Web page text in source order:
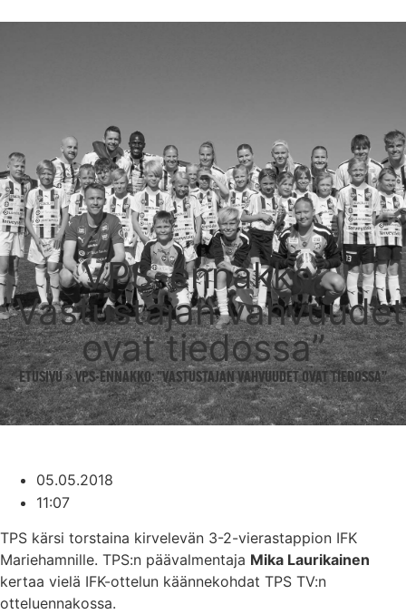
VPS-ennakko:
”Vastustajan vahvuudet
ovat tiedossa”
ETUSIVU»VPS-ENNAKKO: ”VASTUSTAJAN VAHVUUDET OVAT TIEDOSSA”
05.05.2018
11:07
TPS kärsi torstaina kirvelevän 3-2-vierastappion IFK
Mariehamnille. TPS:n päävalmentaja Mika Laurikainen
kertaa vielä IFK-ottelun käännekohdat TPS TV:n
otteluennakossa.